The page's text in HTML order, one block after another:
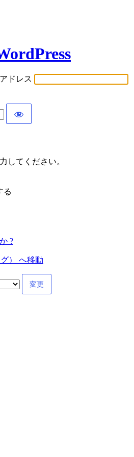
ドレス
してください。
る
?
） へ移動